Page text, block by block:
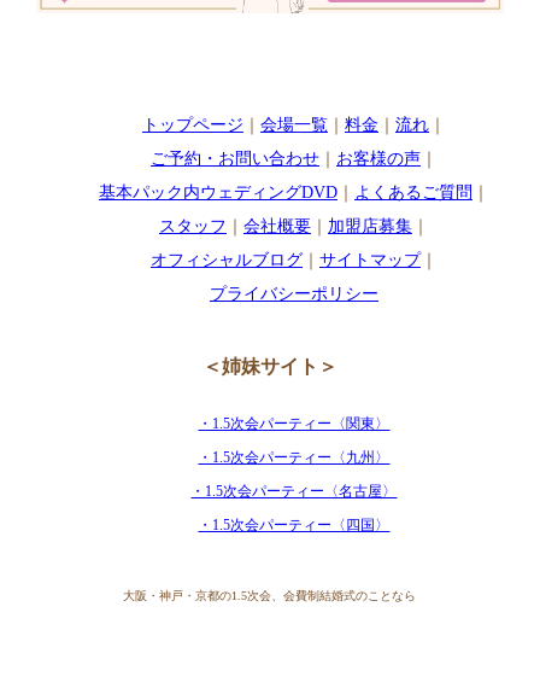
トップページ 会場一覧｜ 料金 流れ｜
ご予約・お問い合わせ｜ お客様の声｜
基本パック内ウェディングDVD｜ よくあるご質問
スタッフ
会社概要｜ 加盟店募集｜
オフィシャルブログ｜ サイトマップ｜
プライバシーポリシー
＜姉妹サイト＞
・1.5次会パーティー〈関東〉
・1.5次会パーティー〈九州〉
・1.5次会パーティー〈名古屋〉
・1.5次会パーティー〈四国〉
大阪・神戸・京都の1.5次会、会費制結婚式のことなら